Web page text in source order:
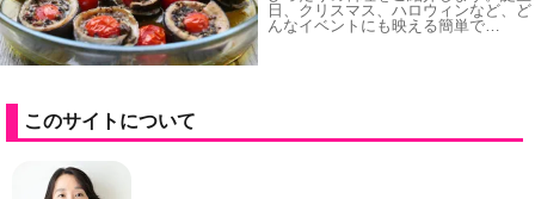
日、クリスマス、ハロウィンなど、ど
んなイベントにも映える簡単で…
このサイトについて